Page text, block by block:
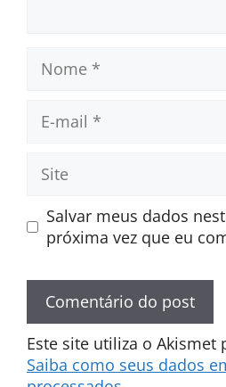
mail
Site
Salvar meus dados
próxima vez que eu
Este site utiliza o Akismet
Saiba como seus dados